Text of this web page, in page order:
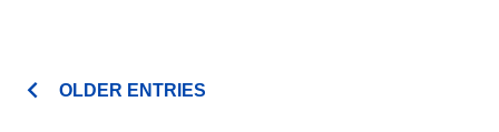
PostsOLDER ENTRIES